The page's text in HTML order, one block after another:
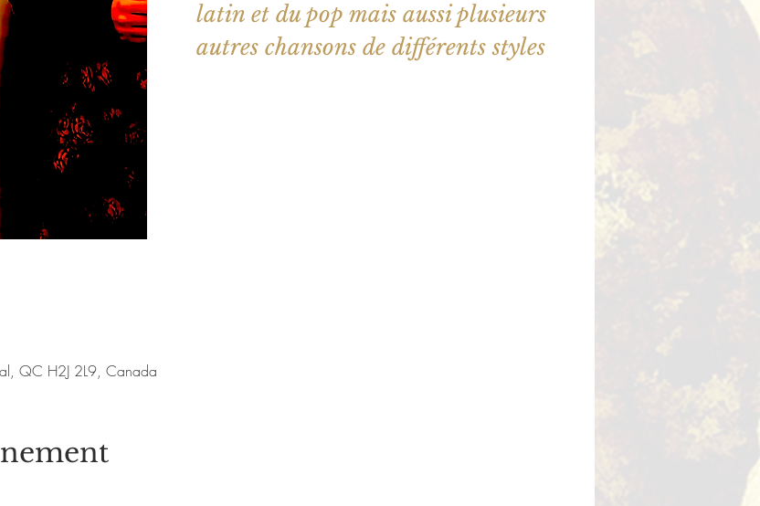
latin et du pop mais aussi plusieurs
autres chansons de différents styles
QC H2J 2L9, Canada